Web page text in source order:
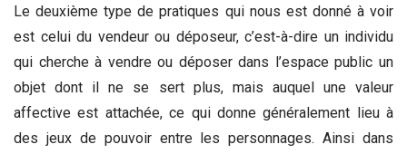
Le deuxième type de pratiques qui nous est donné à voir
est celui du vendeur ou déposeur, c’est-à-dire un individu
qui cherche à vendre ou déposer dans l’espace public un
objet dont il ne se sert plus, mais auquel une valeur
affective est attachée, ce qui donne généralement lieu à
des jeux de pouvoir entre les personnages. Ainsi dans